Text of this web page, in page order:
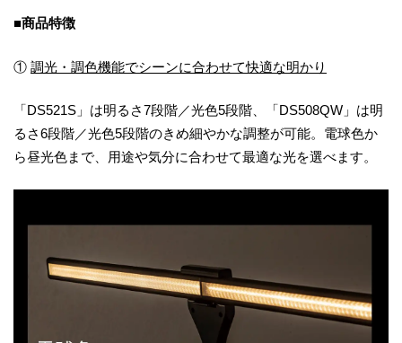
■商品特徴
① 調光・調色機能でシーンに合わせて快適な明かり
「DS521S」は明るさ7段階／光色5段階、「DS508QW」は明
るさ6段階／光色5段階のきめ細やかな調整が可能。電球色か
ら昼光色まで、用途や気分に合わせて最適な光を選べます。